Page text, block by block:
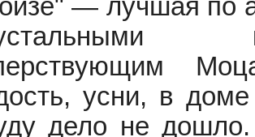
— лучшая по
усни, в
дело не